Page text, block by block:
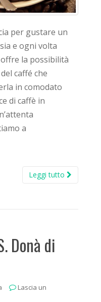
per gustare un
e ogni volta
la possibilità
caffé che
in comodato
di caffè in
a
Leggi tutto
Donà di
Lascia un